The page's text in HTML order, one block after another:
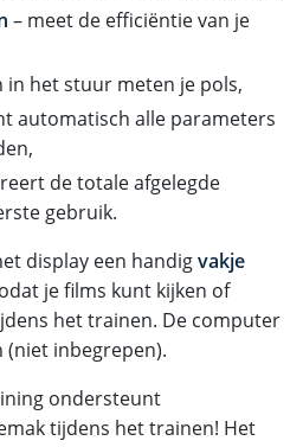
– meet de efficiëntie van je
in het stuur meten je pols,
automatisch alle parameters
de totale afgelegde
gebruik.
display een handigvakje
je films kunt kijken of
het trainen. De computer
(niet inbegrepen).
ondersteunt
tijdens het trainen! Het